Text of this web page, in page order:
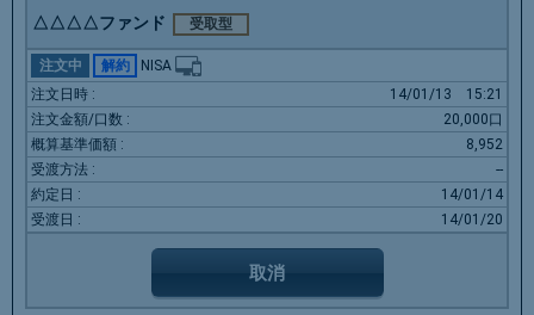
△△△△ファンド 受取型
注文中 解約
NISA
14/01/13
15:21
20,000口
8,952
--
14/01/14
14/01/20
取消